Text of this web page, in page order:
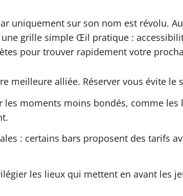
uniquement sur son nom est révolu.
une grille simple Œil pratique :
pour trouver rapidement votre
meilleure alliée. Réserver vous évite
les moments moins bondés, comme
: certains bars proposent des tarifs
les lieux qui mettent en avant les